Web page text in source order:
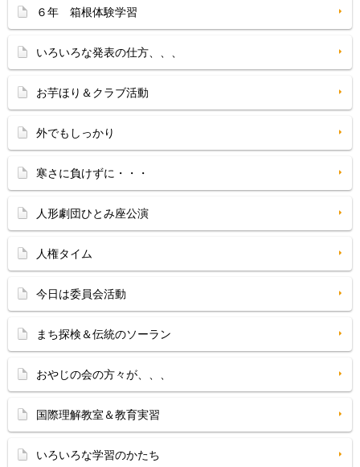
６年 箱根体験学習
いろいろな発表の仕方、、、
お芋ほり＆クラブ活動
外でもしっかり
寒さに負けずに・・・
人形劇団ひとみ座公演
人権タイム
今日は委員会活動
まち探検＆伝統のソーラン
おやじの会の方々が、、、
国際理解教室＆教育実習
いろいろな学習のかたち